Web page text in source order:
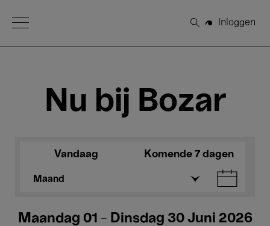
Open Menu
Zoeken
Inloggen
Nu bij Bozar
Vandaag Komende 7 dagen
Maand
Maandag 01 - Dinsdag 30 Juni 2026